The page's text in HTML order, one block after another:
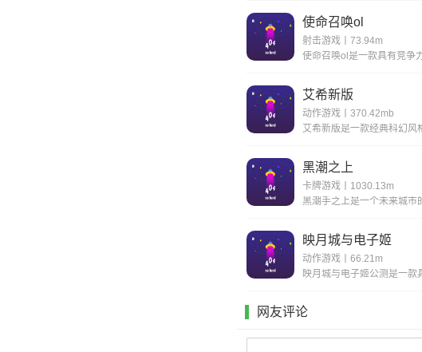
使命召唤ol
射击游戏丨73.94m
艾希新版
动作游戏丨370.42mb
黑潮之上
卡牌游戏丨1030.13m
映月城与电子姬
动作游戏丨66.21m
网友评论